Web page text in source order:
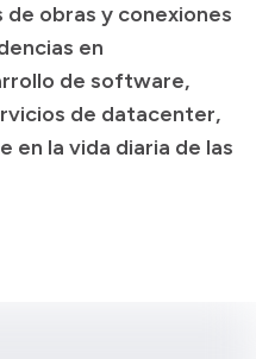
obras y conexiones
en
de software,
de datacenter,
la vida diaria de las